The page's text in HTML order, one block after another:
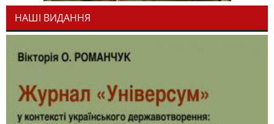
НАШІ ВИДАННЯ